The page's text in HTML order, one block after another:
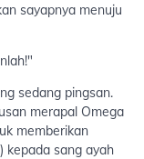
sayapnya menuju
sedang pingsan.
merapal Omega
memberikan
kepada sang ayah